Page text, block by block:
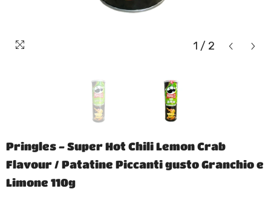
1 / 2
Pringles - Super Hot Chili Lemon Crab
Flavour / Patatine Piccanti gusto Granchio e
Limone 110g